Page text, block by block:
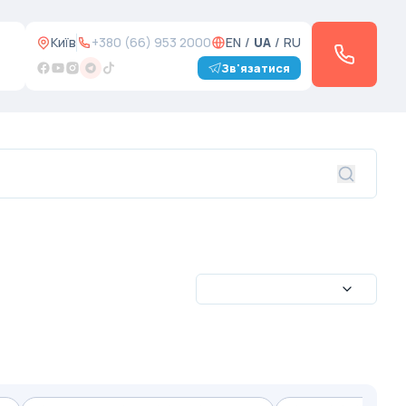
Київ +380 (66) 953 2000 EN / UA / RU
Зв'язатися